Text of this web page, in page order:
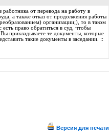
от перевода на работу в
а также отказ от продолжения работы
организации;), то в таком
право обратиться в суд, чтобы
прикладываете те документы, которые
такие документы в заседании. ::
Версия для печати